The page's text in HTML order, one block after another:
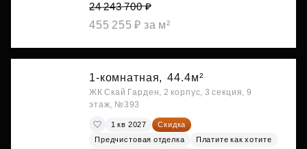
24 243 700 ₽
455 255 ₽ за м²
1-комнатная, 44.4м²
ЖК Скай Гарден, 2 корпус, 3 секция, 9
этаж, №393
1 кв 2027
Скидка
Предчистовая отделка
Платите как хотите